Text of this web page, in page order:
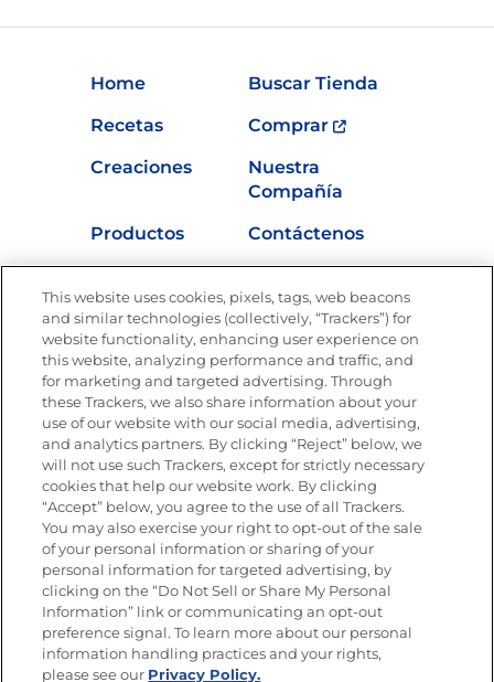
Home
Buscar Tienda
Recetas
Comprar
Creaciones
Nuestra
Compañía
Productos
Contáctenos
Nutrición
Únete a La Cocina Goya®
Recibe Nuevas Recetas, Ofertas Especiales y
Promociones
Email(Obligatorio)
SÍGUENOS EN LAS REDES SOCIALES
This website uses cookies, pixels, tags, web beacons
and similar technologies (collectively, “Trackers”) for
website functionality, enhancing user experience on
this website, analyzing performance and traffic, and
for marketing and targeted advertising. Through
these Trackers, we also share information about your
use of our website with our social media, advertising,
and analytics partners. By clicking “Reject” below, we
will not use such Trackers, except for strictly necessary
cookies that help our website work. By clicking
“Accept” below, you agree to the use of all Trackers.
You may also exercise your right to opt-out of the sale
of your personal information or sharing of your
personal information for targeted advertising, by
clicking on the “Do Not Sell or Share My Personal
Information” link or communicating an opt-out
preference signal. To learn more about our personal
information handling practices and your rights,
please see our Privacy Policy.